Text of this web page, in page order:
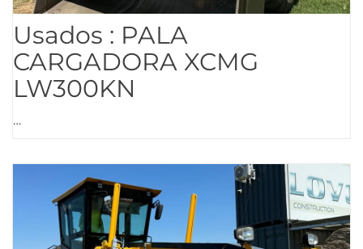
Usados : PALA
CARGADORA XCMG
LW300KN
…